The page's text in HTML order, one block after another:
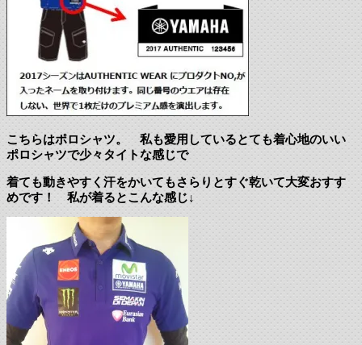
こちらはポロシャツ。 私も愛用しているとても着心地のいい
ポロシャツで少々タイトな感じで
着ても動きやすく汗をかいてもさらりとすぐ乾いて大変おすす
めです！ 私が着るとこんな感じ↓